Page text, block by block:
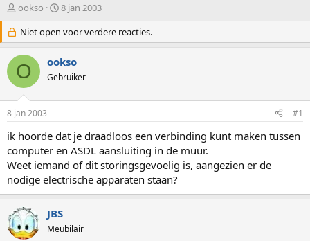
O
d
e
r
w
e
s
t
a
r
t
e
r
ookso
S
a
r
t
d
a
m
8 jan 2003
Niet open voor verdere reacties.
O ookso
Gebruiker
8 jan 2003 #1
ik hoorde dat je draadloos een verbinding kunt maken tussen
computer en ASDL aansluiting in de muur.
Weet iemand of dit storingsgevoelig is, aangezien er de
nodige electrische apparaten staan?
JBS
Meubilair